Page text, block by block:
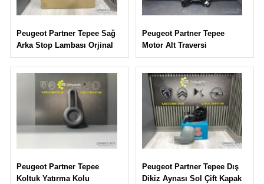
Peugeot Partner Tepee Sağ
Arka Stop Lambası Orjinal
Peugeot Partner Tepee
Motor Alt Traversi
Peugeot Partner Tepee
Koltuk Yatırma Kolu
Peugeot Partner Tepee Dış
Dikiz Aynası Sol Çift Kapak